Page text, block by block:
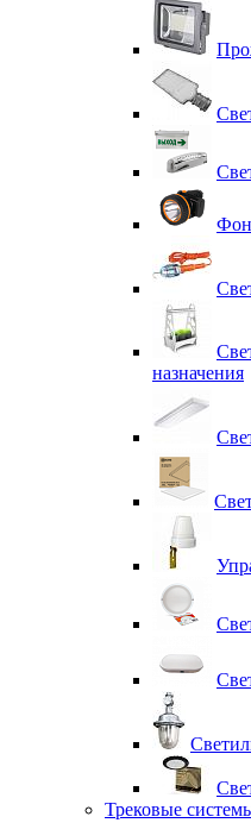
назначения
Трековые